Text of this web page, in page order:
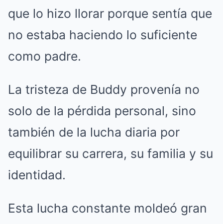
que lo hizo llorar porque sentía que
no estaba haciendo lo suficiente
como padre.
La tristeza de Buddy provenía no
solo de la pérdida personal, sino
también de la lucha diaria por
equilibrar su carrera, su familia y su
identidad.
Esta lucha constante moldeó gran